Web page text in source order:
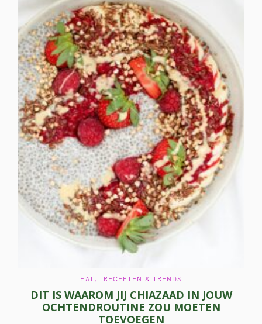
C
T
E
G
O
R
EAT RECEPTEN & TRENDS
DIT IS WAAROM JIJ CHIAZAAD IN JOUW
OCHTENDROUTINE ZOU MOETEN
TOEVOEGEN